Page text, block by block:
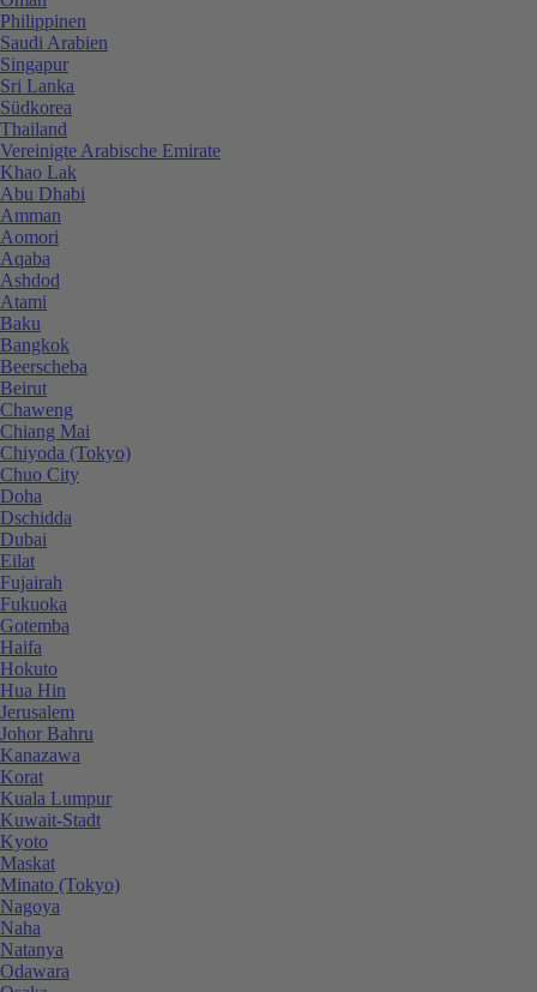
Philippinen
Saudi Arabien
Singapur
Sri Lanka
Südkorea
Thailand
Vereinigte Arabische Emirate
Khao Lak
Abu Dhabi
Amman
Aomori
Aqaba
Ashdod
Atami
Baku
Bangkok
Beerscheba
Beirut
Chaweng
Chiang Mai
Chiyoda (Tokyo)
Chuo City
Doha
Dschidda
Dubai
Eilat
Fujairah
Fukuoka
Gotemba
Haifa
Hokuto
Hua Hin
Jerusalem
Johor Bahru
Kanazawa
Korat
Kuala Lumpur
Kuwait-Stadt
Kyoto
Maskat
Minato (Tokyo)
Nagoya
Naha
Natanya
Odawara